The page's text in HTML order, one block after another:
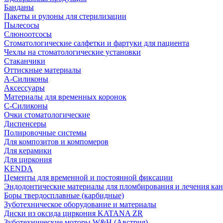
Банданы
Пакеты и рулоны для стерилизации
Пылесосы
Слюноотсосы
Стоматологические салфетки и фартуки для пациента
Чехлы на стоматологические установки
Стаканчики
Оттискные материалы
А-Силиконы
Аксессуары
Материалы для временных коронок
С-Силиконы
Очки стоматологические
Диспенсеры
Полировочные системы
Для композитов и компомеров
Для керамики
Для циркония
KENDA
Цементы для временной и постоянной фиксации
Эндодонтические материалы для пломбирования и лечения
Боры твердосплавные (карбидные)
Зуботехническое оборудование и материалы
Диски из оксида циркония KATANA ZR